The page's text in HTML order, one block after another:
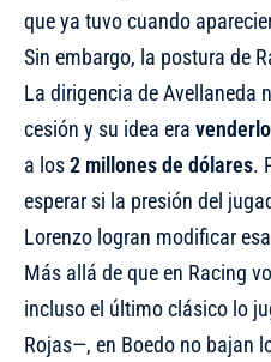
que ya tuvo cuando
Sin embargo, la postura de
La dirigencia de Avellaneda
cesión y su idea era venderlo
a los2 millones de dólares.
esperar si la presión del
Lorenzo logran modificar
Más allá de que en Racing
incluso el último clásico lo
Rojas—, en Boedo no bajan